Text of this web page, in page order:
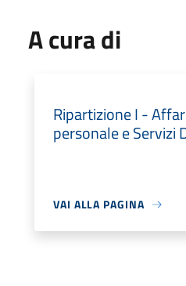
A cura di
Ripartizione I -
personale e Servizi
VAI ALLA PAGINA